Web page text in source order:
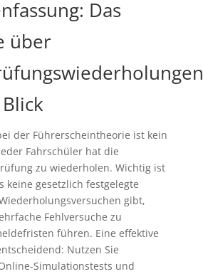
Das
über
der Führerscheintheorie ist kein
Fahrschüler hat die
zu wiederholen. Wichtig ist
keine gesetzlich festgelegte
gibt,
Fehlversuche zu
führen. Eine effektive
Nutzen Sie
Simulationstests und